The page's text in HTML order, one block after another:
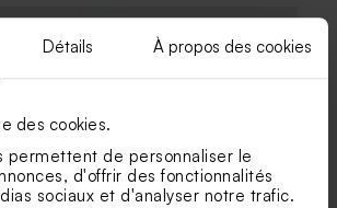
Détails À propos des cookies
des cookies.
permettent de personnaliser le
d'offrir des fonctionnalités
sociaux et d'analyser notre trafic.